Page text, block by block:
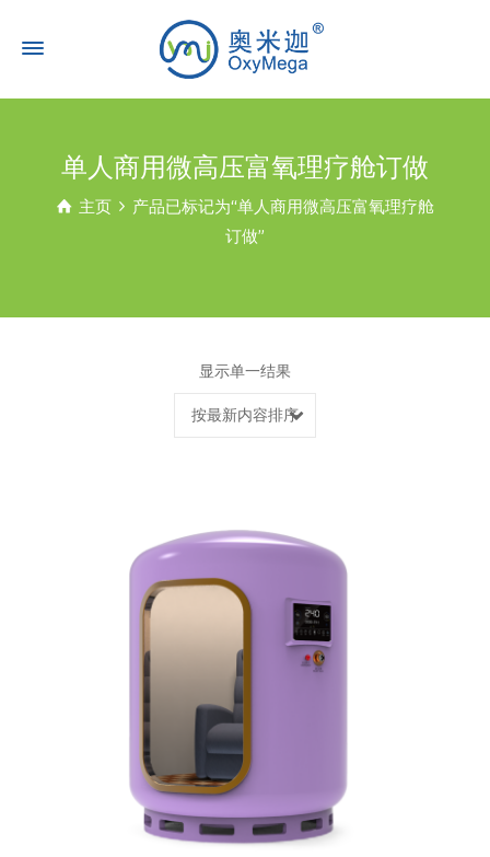
单人商用微高压富氧理疗舱订做
主页
产品已标记为“单人商用微高压富氧理疗舱
订做”
显示单一结果
按最新内容排序